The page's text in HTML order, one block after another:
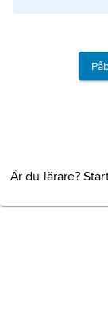
Är du lärare?